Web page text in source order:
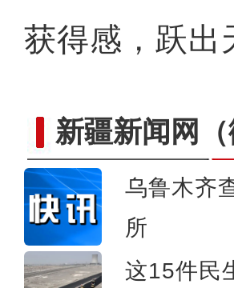
获得感，跃出
新疆新闻网
乌鲁木齐
所
这15件民
新疆沙雅：